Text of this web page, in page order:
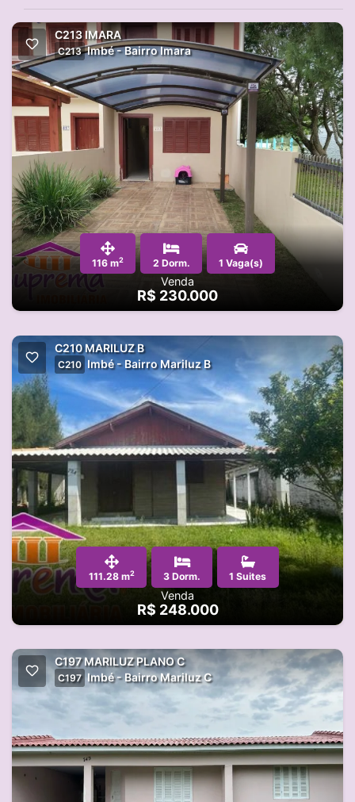
C213 IMARA
C213 Imbé - Bairro Imara
116 m2 2 Dorm. 1 Vaga(s)
Venda
R$ 230.000
C210 MARILUZ B
C210 Imbé - Bairro Mariluz B
111.28 m2 3 Dorm. 1 Suites
Venda
R$ 248.000
C197 MARILUZ PLANO C
C197 Imbé - Bairro Mariluz C